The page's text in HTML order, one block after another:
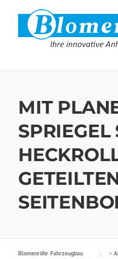
Skip to content
MIT
SPRIEGEL
Blomenröhr Fahrzeugbau >